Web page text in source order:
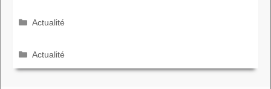
Catégories
Actualité
Catégories
Actualité